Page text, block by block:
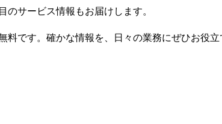
のサービス情報もお届けします。
料です。確かな情報を、日々の業務にぜひお役立